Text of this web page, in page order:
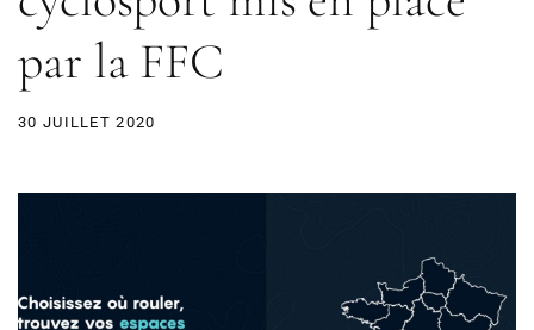
par la FFC
30 JUILLET 2020